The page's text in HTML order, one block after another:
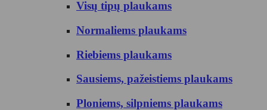
Visų tipų plaukams
Normaliems plaukams
Riebiems plaukams
Sausiems, pažeistiems plaukams
Ploniems, silpniems plaukams